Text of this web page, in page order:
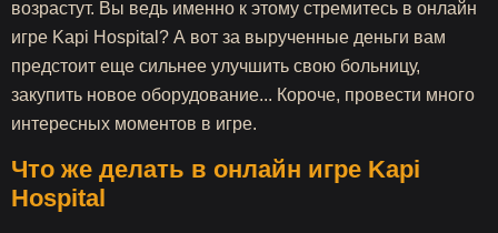
возрастут. Вы ведь именно к этому стремитесь в онлайн
игре Kapi Hospital? А вот за вырученные деньги вам
предстоит еще сильнее улучшить свою больницу,
закупить новое оборудование... Короче, провести много
интересных моментов в игре.
Что же делать в онлайн игре Kapi
Hospital